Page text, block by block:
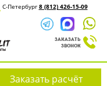
С-
Заказать расчёт